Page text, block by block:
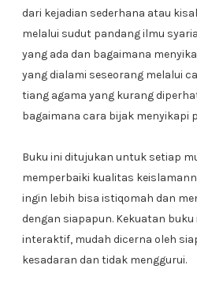
dari kejadian sederhana atau
melalui sudut pandang ilmu
yang ada dan bagaimana
yang dialami seseorang melalui
tiang agama yang kurang
bagaimana cara bijak menyikapi
Buku ini ditujukan untuk setiap
memperbaiki kualitas
ingin lebih bisa istiqomah dan
dengan siapapun. Kekuatan
interaktif, mudah dicerna oleh
kesadaran dan tidak menggurui.